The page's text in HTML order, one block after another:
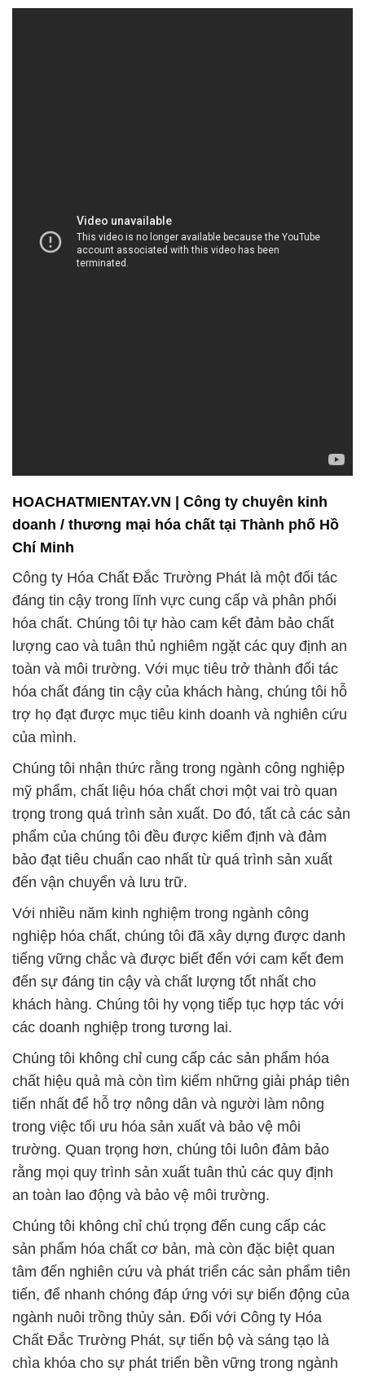
HOACHATMIENTAY.VN | Công ty chuyên kinh
doanh / thương mại hóa chất tại Thành phố Hồ
Chí Minh
Công ty Hóa Chất Đắc Trường Phát là một đối tác
đáng tin cậy trong lĩnh vực cung cấp và phân phối
hóa chất. Chúng tôi tự hào cam kết đảm bảo chất
lượng cao và tuân thủ nghiêm ngặt các quy định an
toàn và môi trường. Với mục tiêu trở thành đối tác
hóa chất đáng tin cậy của khách hàng, chúng tôi hỗ
trợ họ đạt được mục tiêu kinh doanh và nghiên cứu
của mình.
Chúng tôi nhận thức rằng trong ngành công nghiệp
mỹ phẩm, chất liệu hóa chất chơi một vai trò quan
trọng trong quá trình sản xuất. Do đó, tất cả các sản
phẩm của chúng tôi đều được kiểm định và đảm
bảo đạt tiêu chuẩn cao nhất từ quá trình sản xuất
đến vận chuyển và lưu trữ.
Với nhiều năm kinh nghiệm trong ngành công
nghiệp hóa chất, chúng tôi đã xây dựng được danh
tiếng vững chắc và được biết đến với cam kết đem
đến sự đáng tin cậy và chất lượng tốt nhất cho
khách hàng. Chúng tôi hy vọng tiếp tục hợp tác với
các doanh nghiệp trong tương lai.
Chúng tôi không chỉ cung cấp các sản phẩm hóa
chất hiệu quả mà còn tìm kiếm những giải pháp tiên
tiến nhất để hỗ trợ nông dân và người làm nông
trong việc tối ưu hóa sản xuất và bảo vệ môi
trường. Quan trọng hơn, chúng tôi luôn đảm bảo
rằng mọi quy trình sản xuất tuân thủ các quy định
an toàn lao động và bảo vệ môi trường.
Chúng tôi không chỉ chú trọng đến cung cấp các
sản phẩm hóa chất cơ bản, mà còn đặc biệt quan
tâm đến nghiên cứu và phát triển các sản phẩm tiên
tiến, để nhanh chóng đáp ứng với sự biến động của
ngành nuôi trồng thủy sản. Đối với Công ty Hóa
Chất Đắc Trường Phát, sự tiến bộ và sáng tạo là
chìa khóa cho sự phát triển bền vững trong ngành